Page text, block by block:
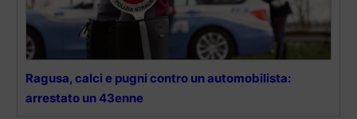
Ragusa, calci e pugni contro un automobilista:
arrestato un 43enne